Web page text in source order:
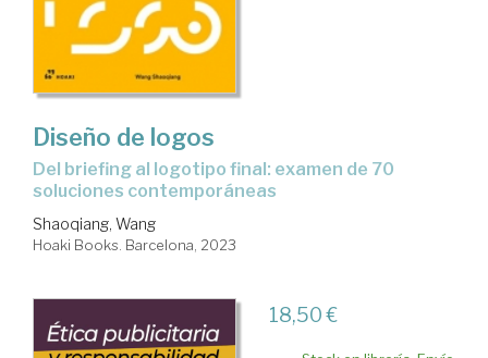
Diseño de logos
Del briefing al logotipo final: examen de 70
soluciones contemporáneas
Shaoqiang, Wang
Hoaki Books. Barcelona, 2023
18,50 €